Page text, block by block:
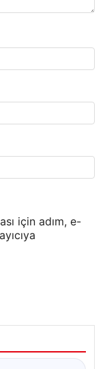
için adım, e-